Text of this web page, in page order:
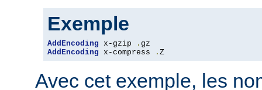
Exemple
AddEncoding x-gzip .
AddEncoding x-compress . Z
Avec cet exemple, les